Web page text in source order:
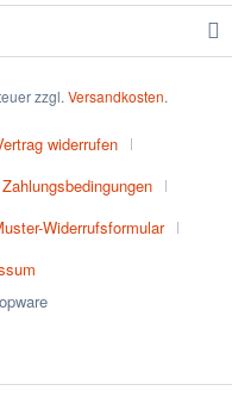
zzgl. Versandkosten.
widerrufen
Widerrufsformular